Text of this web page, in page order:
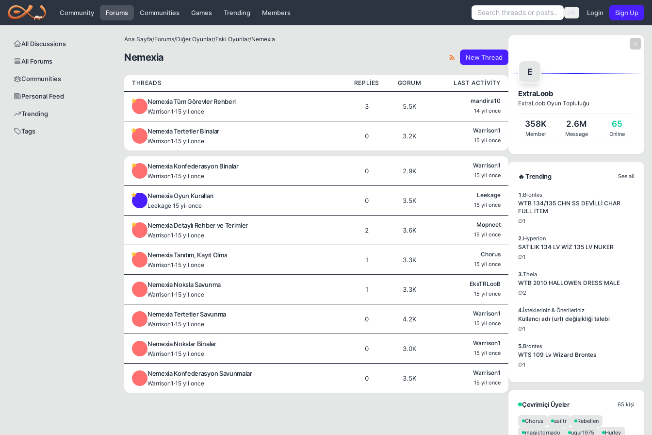
Icerige atla
Community Forums Communities Games Trending Members TR Login Sign Up
All Discussions
All Forums
Communities
Personal Feed
Trending
Tags
Ana Sayfa/Forums/Diğer Oyunlar/Eski Oyunlar/Nemexia
Nemexia New Thread
THREADS REPLIES GORUM LAST ACTIVITY
Nemexia Tüm Görevler Rehberi
Warrison1 ·15 yil once
3 5.5K
mandira10
14 yil once
Nemexia Tertetler Binalar
Warrison1 ·15 yil once
0 3.2K
Warrison1
15 yil once
Nemexia Konfederasyon Binalar
Warrison1 ·15 yil once
0 2.9K
Warrison1
15 yil once
Nemexia Oyun Kuralları
Leekage·15 yil once
0 3.5K
Leekage
15 yil once
Nemexia Detaylı Rehber ve Terimler
Warrison1 ·15 yil once
2 3.6K
Mopneet
15 yil once
Nemexia Tanıtım, Kayıt Olma
Warrison1 ·15 yil once
1 3.3K
Chorus
15 yil once
Nemexia Noksla Savunma
Warrison1 ·15 yil once
1 3.3K
EksTRLooB
15 yil once
Nemexia Tertetler Savunma
Warrison1 ·15 yil once
0 4.2K
Warrison1
15 yil once
Nemexia Nokslar Binalar
Warrison1 ·15 yil once
0 3.0K
Warrison1
15 yil once
Nemexia Konfederasyon Savunmalar
Warrison1 ·15 yil once
0 3.5K
Warrison1
15 yil once
E
ExtraLoob
ExtraLoob Oyun Topluluğu
358K
Member
2.6M
Message
65
Online
🔥 Trending See all
1.Brontes
WTB 134/135 CHN SS DEVİLLİ CHAR
FULL İTEM
1
2.Hyperion
SATILIK 134 LV WİZ 135 LV NUKER
1
3.Theia
WTB 2010 HALLOWEN DRESS MALE
2
4.İstekleriniz & Önerileriniz
Kullancı adı (url) değişikliği talebi
1
5.Brontes
WTS 109 Lv Wizard Brontes
1
Çevrimiçi Üyeler 65 kişi
Chorus asiltr
Rebellen
magictornado
ugur1975 Hurley